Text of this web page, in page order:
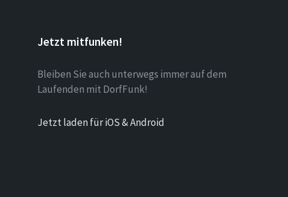
Jetzt mitfunken!
Bleiben Sie auch unterwegs immer auf dem
Laufenden mit DorfFunk!
Jetzt laden für iOS & Android